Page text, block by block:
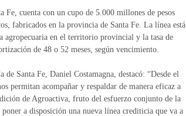
cuenta con un cupo de 5.000 millones de pesos
fabricados en la provincia de Santa Fe. La línea está
agropecuaria en el territorio provincial y la tasa de
de 48 o 52 meses, según vencimiento.
Santa Fe, Daniel Costamagna, destacó: “Desde el
permitan acompañar y respaldar de manera eficaz a
de Agroactiva, fruto del esfuerzo conjunto de la
a disposición una nueva línea crediticia que va a